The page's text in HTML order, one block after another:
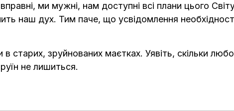
ми мужні, нам доступні всі плани цього
наш дух. Тим паче, що усвідомлення
в старих, зруйнованих маєтках. Уявіть, скільки
не лишиться.